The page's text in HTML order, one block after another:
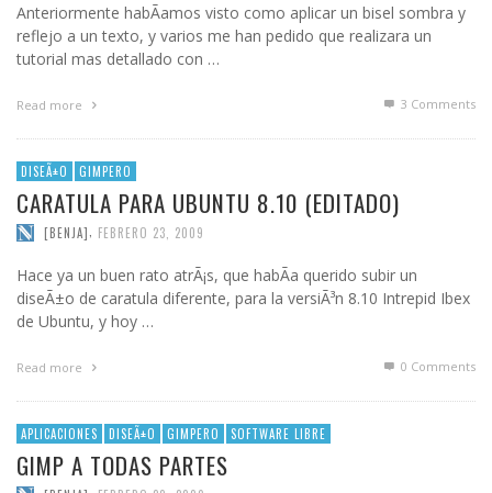
Anteriormente habÃ­amos visto como aplicar un bisel sombra y
reflejo a un texto, y varios me han pedido que realizara un
tutorial mas detallado con …
Read more 3 Comments
DISEÃ±O GIMPERO
CARATULA PARA UBUNTU 8.10 (EDITADO)
[BENJA] FEBRERO 23, 2009
Hace ya un buen rato atrÃ¡s, que habÃ­a querido subir un
diseÃ±o de caratula diferente, para la versiÃ³n 8.10 Intrepid Ibex
de Ubuntu, y hoy …
Read more 0 Comments
APLICACIONES DISEÃ±O GIMPERO SOFTWARE LIBRE
GIMP A TODAS PARTES